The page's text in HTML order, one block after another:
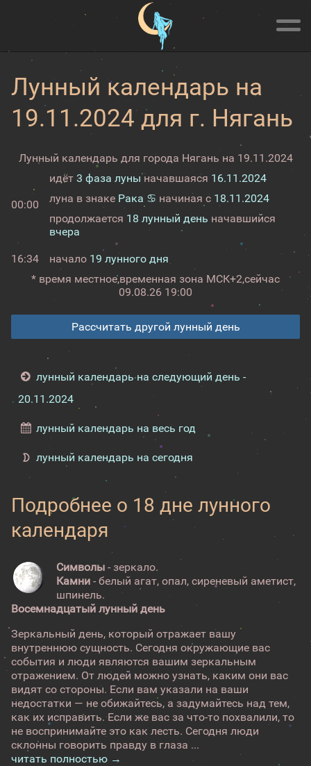
Лунный календарь на
19.11.2024 для г. Нягань
Лунный календарь для города Нягань на 19.11.2024
00:00
идёт 3 фаза луныначавшаяся 16.11.2024
луна в знаке Рака ♋ начиная с 18.11.2024
продолжается 18 лунный день начавшийся
вчера
16:34 начало 19 лунного дня
* время местное,временная зона МСК+2,сейчас
09.08.26 19:00
Рассчитать другой лунный день
лунный календарь на следующий день -
20.11.2024
лунный календарь на весь год
лунный календарь на сегодня
Подробнее о 18 дне лунного
календаря
Символы - зеркало.
Камни - белый агат, опал, сиреневый аметист,
шпинель.
Восемнадцатый лунный день
Зеркальный день, который отражает вашу
внутреннюю сущность. Сегодня окружающие вас
события и люди являются вашим зеркальным
отражением. От людей можно узнать, каким они вас
видят со стороны. Если вам указали на ваши
недостатки — не обижайтесь, а задумайтесь над тем,
как их исправить. Если же вас за что-то похвалили, то
не воспринимайте это как лесть. Сегодня люди
склонны говорить правду в глаза ...
читать полностью →